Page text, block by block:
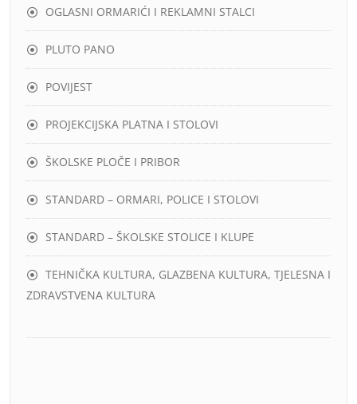
OGLASNI ORMARIĆI I REKLAMNI STALCI
PLUTO PANO
POVIJEST
PROJEKCIJSKA PLATNA I STOLOVI
ŠKOLSKE PLOČE I PRIBOR
STANDARD – ORMARI, POLICE I STOLOVI
STANDARD – ŠKOLSKE STOLICE I KLUPE
TEHNIČKA KULTURA, GLAZBENA KULTURA, TJELESNA I
ZDRAVSTVENA KULTURA